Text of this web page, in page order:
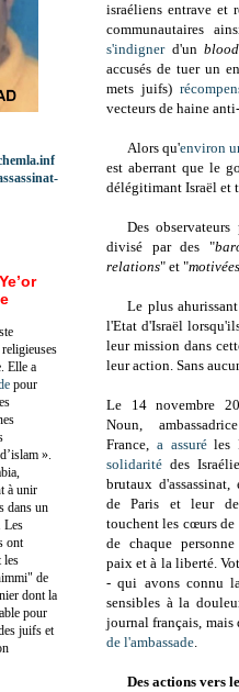
israéliens entrave et
communautaires
s'indignerd'un
accusés de tuer un
mets juifs)
vecteurs de haine
Alors qu'environ
est aberrant que le
délégitimant Israël et
Des
divisé par des "
relations" et "
Le plus
l'Etat d'Israël
leur mission dans
leur action. Sans
Le 14 novembre
Noun,
France, a assuréles
solidarité des
brutaux
de Paris etleur
touchent les cœurs de
de chaque
paix et à la liberté.
- qui avons connu
sensibles à la
journal français, mais
de l'ambassade.
Des actions vers
Elle a
pour
».
à unir
dans un
Les
ont
les
de
dont la
pour
juifs et